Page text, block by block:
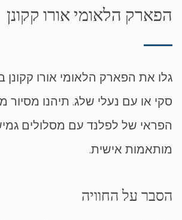
הפארק הלאומי אורו קקונן
גלו את הפארק הלאומי אורו קקונן
סקי או עם נעלי שלג. תיהנו מסיור
הפראי של לפלנד עם מסלולים
מותאמות אישית.
הסבר על החוויה